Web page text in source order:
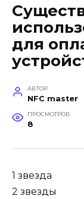
для
АВТОР
NFC master
ПРОСМОТРОВ
8
1 звезда
2 звезды